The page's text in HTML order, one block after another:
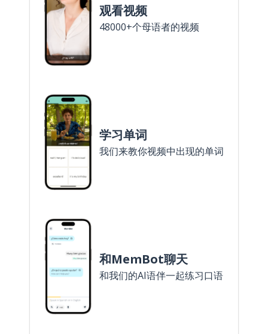
观看视频
48000+个母语者的视频
学习单词
我们来教你视频中出现的单词
和MemBot聊天
和我们的AI语伴一起练习口语